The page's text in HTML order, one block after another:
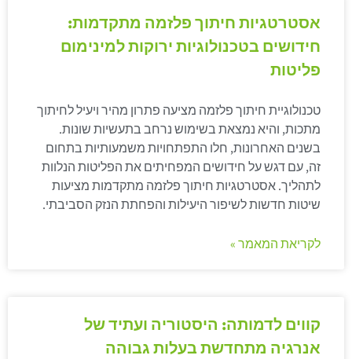
אסטרטגיות חיתוך פלזמה מתקדמות:
חידושים בטכנולוגיות ירוקות למינימום
פליטות
טכנולוגיית חיתוך פלזמה מציעה פתרון מהיר ויעיל לחיתוך
מתכות, והיא נמצאת בשימוש נרחב בתעשיות שונות.
בשנים האחרונות, חלו התפתחויות משמעותיות בתחום
זה, עם דגש על חידושים המפחיתים את הפליטות הנלוות
לתהליך. אסטרטגיות חיתוך פלזמה מתקדמות מציעות
שיטות חדשות לשיפור היעילות והפחתת הנזק הסביבתי.
לקריאת המאמר »
קווים לדמותה: היסטוריה ועתיד של
אנרגיה מתחדשת בעלות גבוהה